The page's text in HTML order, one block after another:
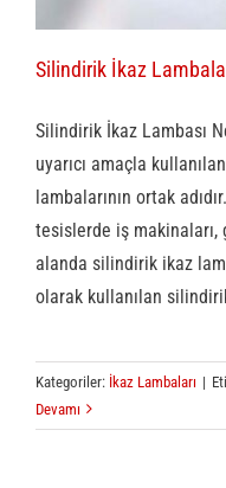
Silindirik İkaz
Silindirik İkaz Lambası
uyarıcı amaçla
lambalarının ortak
tesislerde iş makinaları,
alanda silindirik ikaz
olarak kullanılan
Kategoriler: İkaz Lambaları |
Devamı